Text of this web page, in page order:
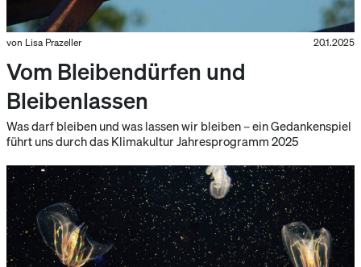
von Lisa Prazeller 20.1.2025
Vom Bleibendürfen und
Bleibenlassen
Was darf bleiben und was lassen wir bleiben – ein Gedankenspiel
führt uns durch das Klimakultur Jahresprogramm 2025